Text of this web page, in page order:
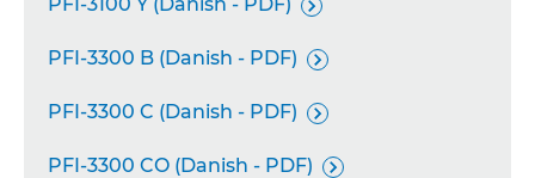

PFI-3300 B (Danish - PDF) 
PFI-3300 C (Danish - PDF) 
PFI-3300 CO (Danish - PDF) 